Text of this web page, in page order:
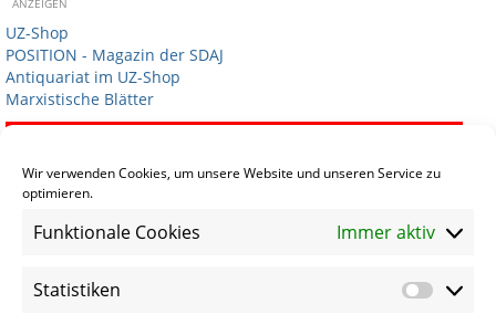
Wir verwenden Cookies, um unsere Website und unseren Service zu
optimieren.
Funktionale Cookies Immer aktiv
Statistiken
ANZEIGEN
UZ-Shop
POSITION - Magazin der SDAJ
Antiquariat im UZ-Shop
Marxistische Blätter
Termin eintragen